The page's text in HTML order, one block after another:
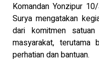
Komandan Yonzipur
Surya mengatakan
dari komitmen
masyarakat, terutama
perhatian dan bantuan.